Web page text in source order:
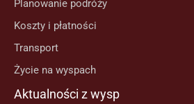
Planowanie podróży
Koszty i płatności
Transport
Życie na wyspach
Aktualności z wysp